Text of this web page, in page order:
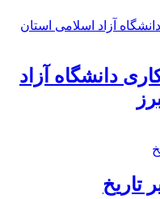
دانشگاه آزاد
تاریخ